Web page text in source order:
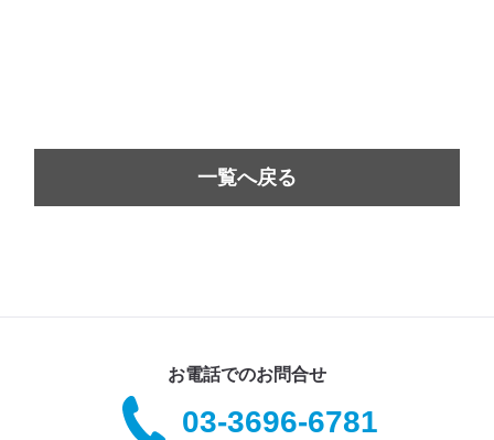
一覧へ戻る
お電話でのお問合せ
03-3696-6781